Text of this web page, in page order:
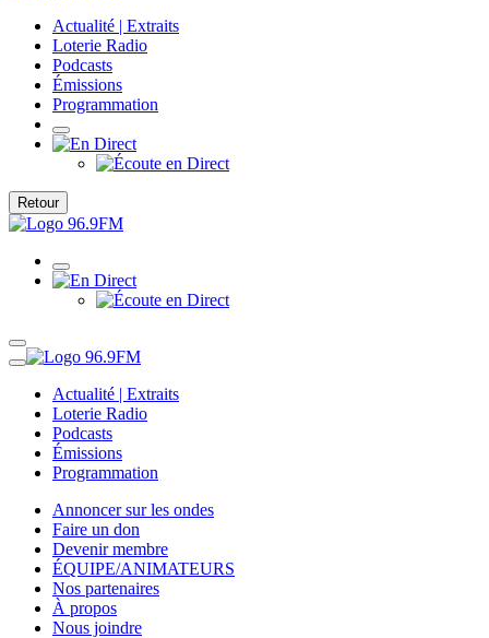
Actualité | Extraits
Loterie Radio
Podcasts
Émissions
Programmation
Retour
Actualité | Extraits
Loterie Radio
Podcasts
Émissions
Programmation
Annoncer sur les ondes
Faire un don
Devenir membre
ÉQUIPE/ANIMATEURS
Nos partenaires
À propos
Nous joindre